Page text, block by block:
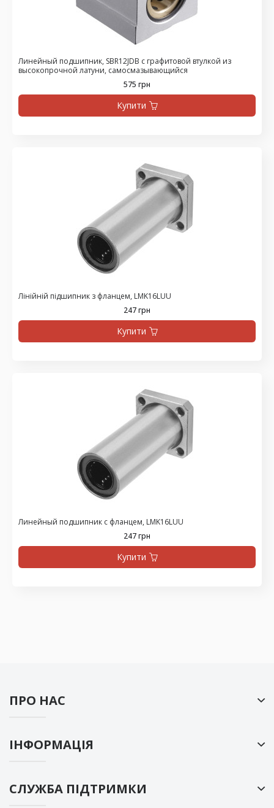
Линейный подшипник, SBR12JDB с графитовой втулкой из
высокопрочной латуни, самосмазывающийся
575 грн
Купити
Лінійній підшипник з фланцем, LMK16LUU
247 грн
Купити
Линейный подшипник с фланцем, LMK16LUU
247 грн
Купити
ПРО НАС
ІНФОРМАЦІЯ
СЛУЖБА ПІДТРИМКИ